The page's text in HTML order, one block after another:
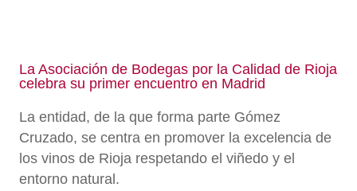
La Asociación de Bodegas por la Calidad de Rioja
celebra su primer encuentro en Madrid
La entidad, de la que forma parte Gómez
Cruzado, se centra en promover la excelencia de
los vinos de Rioja respetando el viñedo y el
entorno natural.